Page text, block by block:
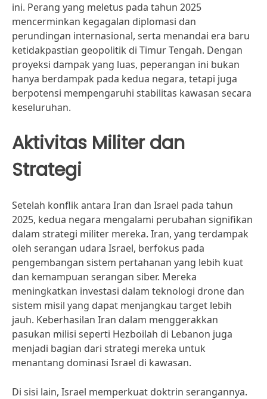
ini. Perang yang meletus pada tahun 2025
mencerminkan kegagalan diplomasi dan
perundingan internasional, serta menandai era baru
ketidakpastian geopolitik di Timur Tengah. Dengan
proyeksi dampak yang luas, peperangan ini bukan
hanya berdampak pada kedua negara, tetapi juga
berpotensi mempengaruhi stabilitas kawasan secara
keseluruhan.
Aktivitas Militer dan
Strategi
Setelah konflik antara Iran dan Israel pada tahun
2025, kedua negara mengalami perubahan signifikan
dalam strategi militer mereka. Iran, yang terdampak
oleh serangan udara Israel, berfokus pada
pengembangan sistem pertahanan yang lebih kuat
dan kemampuan serangan siber. Mereka
meningkatkan investasi dalam teknologi drone dan
sistem misil yang dapat menjangkau target lebih
jauh. Keberhasilan Iran dalam menggerakkan
pasukan milisi seperti Hezboilah di Lebanon juga
menjadi bagian dari strategi mereka untuk
menantang dominasi Israel di kawasan.
Di sisi lain, Israel memperkuat doktrin serangannya.